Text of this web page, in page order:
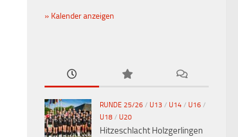
Kalender anzeigen
RUNDE 25/26 / U13 / U14 / U16 /
U18 / U20
Hitzeschlacht Holzgerlingen